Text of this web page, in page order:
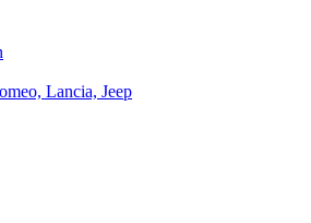
Lancia, Jeep